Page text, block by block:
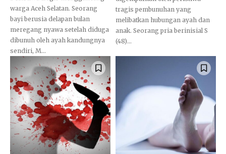
warga Aceh Selatan. Seorang
bayi berusia delapan bulan
meregang nyawa setelah diduga
dibunuh oleh ayah kandungnya
sendiri, M...
tragis pembunuhan yang
melibatkan hubungan ayah dan
anak. Seorang pria berinisial S
(48)...